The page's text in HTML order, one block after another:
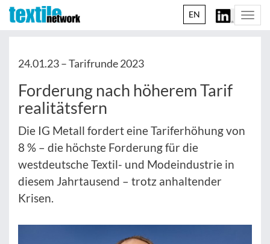
EN
24.01.23 –Tarifrunde 2023
Forderung nach höherem Tarif
realitätsfern
Die IG Metall fordert eine Tariferhöhung von
8 % – die höchste Forderung für die
westdeutsche Textil- und Modeindustrie in
diesem Jahrtausend – trotz anhaltender
Krisen.